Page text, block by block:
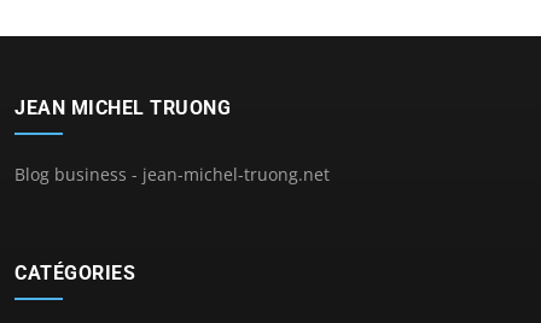
JEAN MICHEL TRUONG
Blog business - jean-michel-truong.net
CATÉGORIES